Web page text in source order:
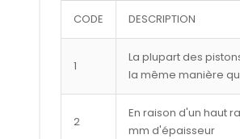
CODE DESCRIPTION
1
La plupart des
la même manière
2
En raison d'un haut
mm d'épaisseur